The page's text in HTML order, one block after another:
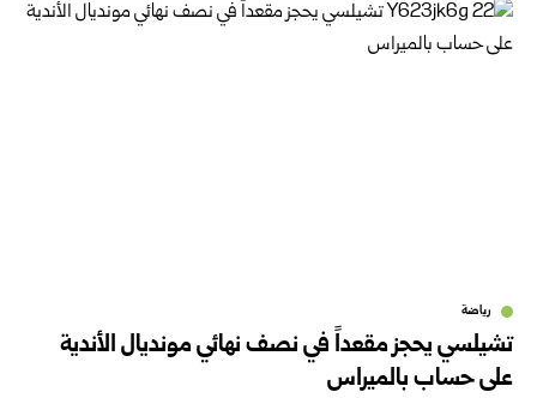
رياضة
تشيلسي يحجز مقعداً في نصف نهائي مونديال الأندية
على حساب بالميراس